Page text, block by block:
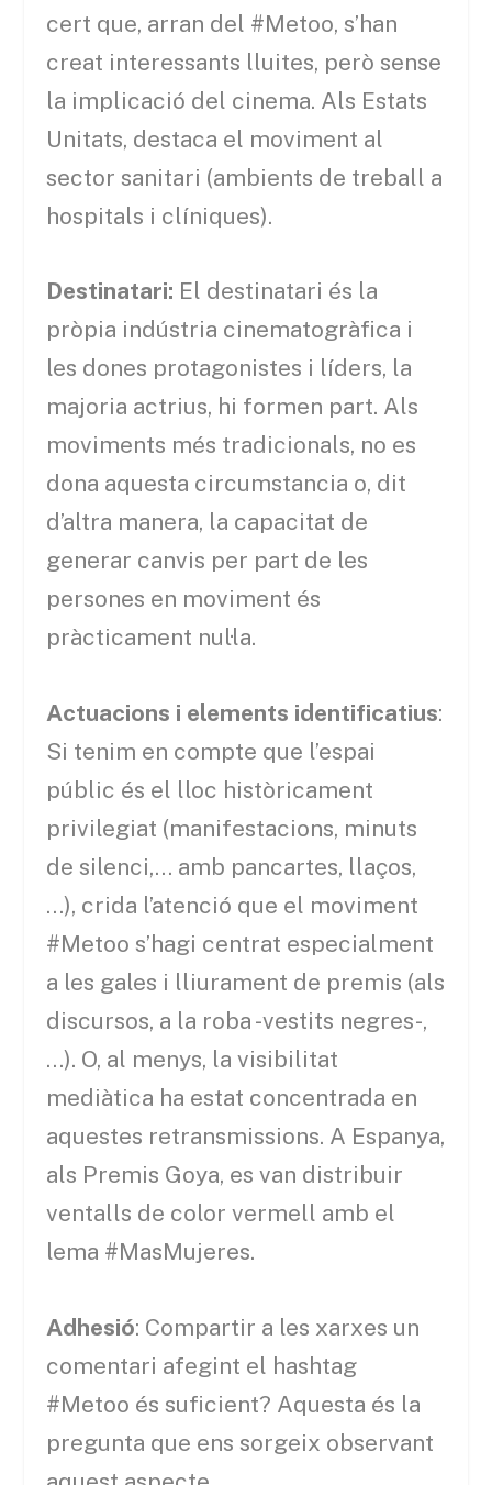
cert que, arran del #Metoo, s’han
creat interessants lluites, però sense
la implicació del cinema. Als Estats
Unitats, destaca el moviment al
sector sanitari (ambients de treball a
hospitals i clíniques).
Destinatari: El destinatari és la
pròpia indústria cinematogràfica i
les dones protagonistes i líders, la
majoria actrius, hi formen part. Als
moviments més tradicionals, no es
dona aquesta circumstancia o, dit
d’altra manera, la capacitat de
generar canvis per part de les
persones en moviment és
pràcticament nul·la.
Actuacions i elements identificatius:
Si tenim en compte que l’espai
públic és el lloc històricament
privilegiat (manifestacions, minuts
de silenci,… amb pancartes, llaços,
…), crida l’atenció que el moviment
#Metoo s’hagi centrat especialment
a les gales i lliurament de premis (als
discursos, a la roba -vestits negres-,
…). O, al menys, la visibilitat
mediàtica ha estat concentrada en
aquestes retransmissions. A Espanya,
als Premis Goya, es van distribuir
ventalls de color vermell amb el
lema #MasMujeres.
Adhesió: Compartir a les xarxes un
comentari afegint el hashtag
#Metoo és suficient? Aquesta és la
pregunta que ens sorgeix observant